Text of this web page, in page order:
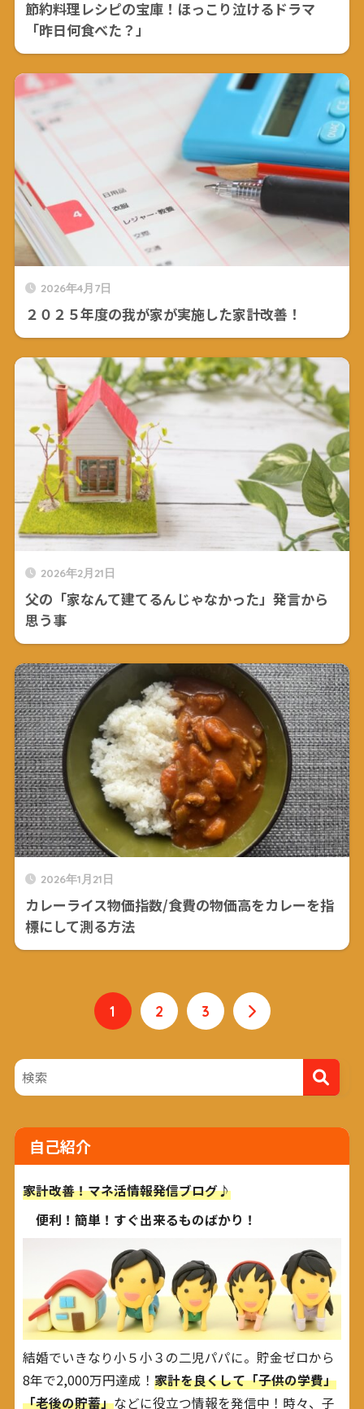
節約料理レシピの宝庫！ほっこり泣けるドラマ
「昨日何食べた？」
2026年4月7日
２０２５年度の我が家が実施した家計改善！
2026年2月21日
父の「家なんて建てるんじゃなかった」発言から
思う事
2026年1月21日
カレーライス物価指数/食費の物価高をカレーを指
標にして測る方法
1 2 3
自己紹介
家計改善！マネ活情報発信ブログ♪
便利！簡単！すぐ出来るものばかり！
結婚でいきなり小５小３の二児パパに。貯金ゼロから
8年で2,000万円達成！ 家計を良くして「子供の学費」
「老後の貯蓄」などに役立つ情報を発信中！時々、子